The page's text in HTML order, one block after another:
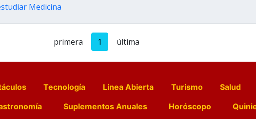
Medicina
primera 1 última
Tecnología Linea Abierta Turismo Salud
Suplementos Anuales Horóscopo